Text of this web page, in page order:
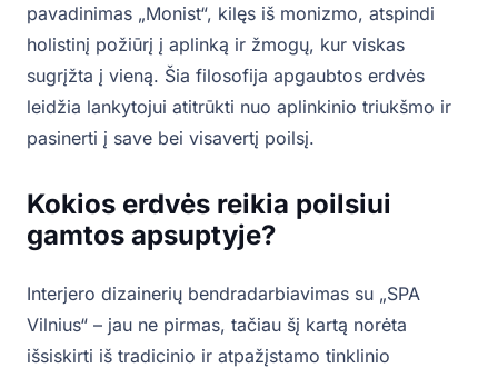
pavadinimas „Monist“, kilęs iš monizmo, atspindi
holistinį požiūrį į aplinką ir žmogų, kur viskas
sugrįžta į vieną. Šia filosofija apgaubtos erdvės
leidžia lankytojui atitrūkti nuo aplinkinio triukšmo ir
pasinerti į save bei visavertį poilsį.
Kokios erdvės reikia poilsiui
gamtos apsuptyje?
Interjero dizainerių bendradarbiavimas su „SPA
Vilnius“ – jau ne pirmas, tačiau šį kartą norėta
išsiskirti iš tradicinio ir atpažįstamo tinklinio